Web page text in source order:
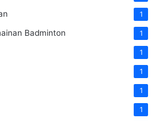
1
Badminton 1
1
1
1
1